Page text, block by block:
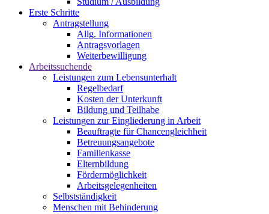
Erste Schritte
Antragstellung
Allg. Informationen
Antragsvorlagen
Weiterbewilligung
Arbeitssuchende
Leistungen zum Lebensunterhalt
Regelbedarf
Kosten der Unterkunft
Bildung und Teilhabe
Leistungen zur Eingliederung in Arbeit
Beauftragte für Chancengleichheit
Betreuungsangebote
Familienkasse
Elternbildung
Fördermöglichkeit
Arbeitsgelegenheiten
Selbstständigkeit
Menschen mit Behinderung